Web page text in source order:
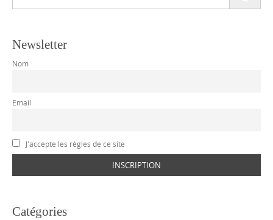
Newsletter
Nom
Email
J'accepte les règles de ce site
Catégories